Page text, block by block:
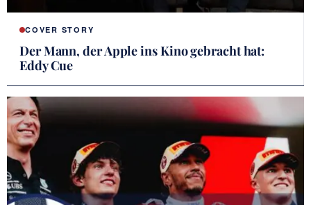
COVER STORY
Der Mann, der Apple ins Kino gebracht hat:
Eddy Cue